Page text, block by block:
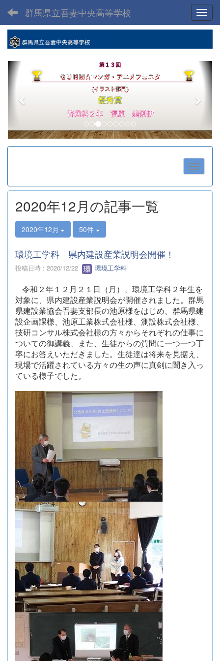
群馬県立吾妻中央高等学校
e
v
o
u
n
t
2020年12月の記事一覧
2020年12月 50件
環境工学科 県内建設産業説明会開催！
投稿日時 : 2020/12/22 環境工学科
令和２年１２月２１日（月）、環境工学科２年生を
対象に、県内建設産業説明会が開催されました。群馬
県建設業協会吾妻支部長の池原様をはじめ、群馬県建
設企画課様、池原工業株式会社様、測設株式会社様、
技研コンサル株式会社様の方々からそれぞれの仕事に
ついての御講義、また、生徒からの質問に一つ一つ丁
寧にお答えいただきました。生徒達は将来を見据え、
現場で活躍されている方々の生の声に真剣に聞き入っ
ている様子でした。